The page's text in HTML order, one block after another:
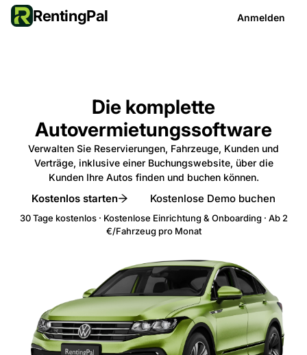
RentingPal Anmelden
Die komplette
Autovermietungssoftware
Verwalten Sie Reservierungen, Fahrzeuge, Kunden und
Verträge, inklusive einer Buchungswebsite, über die
Kunden Ihre Autos finden und buchen können.
Kostenlos starten Kostenlose Demo buchen
30 Tage kostenlos · Kostenlose Einrichtung & Onboarding · Ab 2
€/Fahrzeug pro Monat